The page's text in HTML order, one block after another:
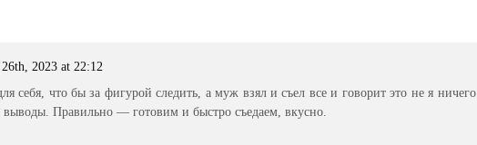
2023 at 22:12
себя, что бы за фигурой следить, а муж взял и съел все и говорит это не я ничего
Правильно — готовим и быстро съедаем, вкусно.